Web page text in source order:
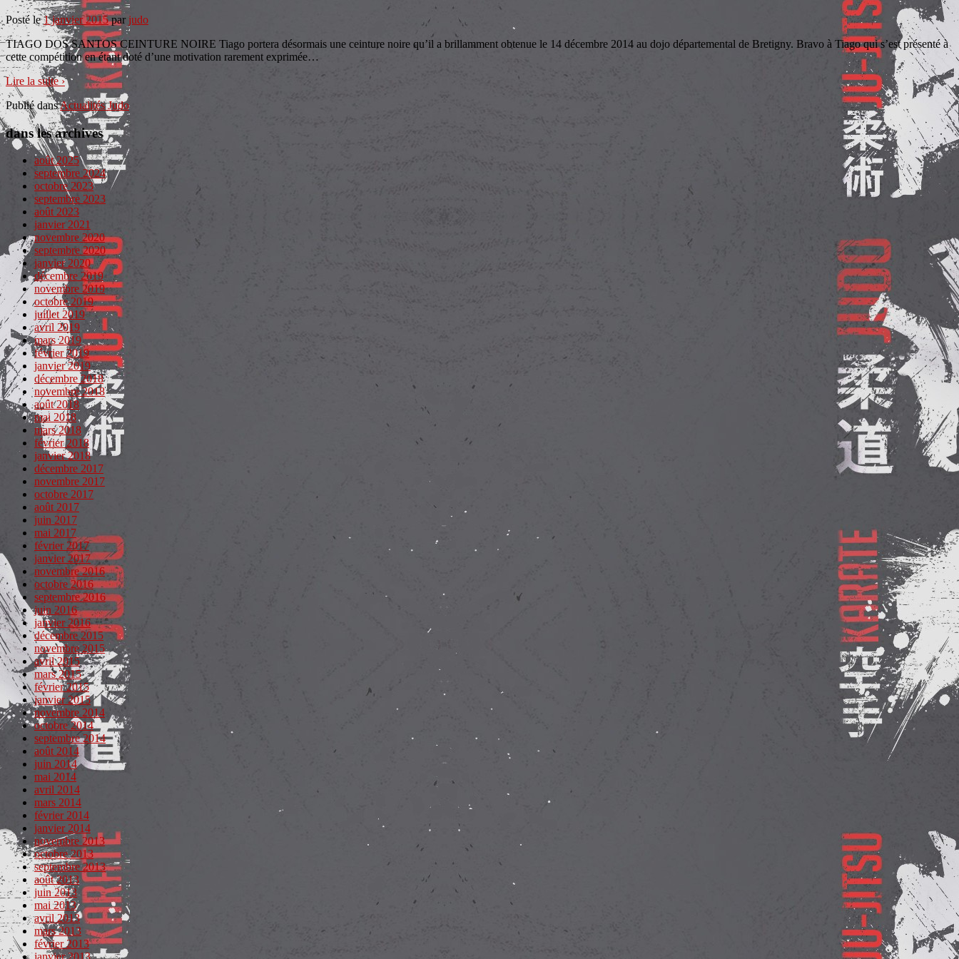
Posté le1 janvier 2015par judo
TIAGO DOS SANTOS CEINTURE NOIRE Tiago portera désormais une ceinture noire qu’il a brillamment obtenue le 14 décembre 2014 au dojo départemental de Bretigny. Bravo à Tiago qui s’est présenté à
cette compétition en étant doté d’une motivation rarement exprimée…
Lire la suite ›
Publié dansActualités Judo
dans les archives
août 2025
septembre 2024
octobre 2023
septembre 2023
août 2023
janvier 2021
novembre 2020
septembre 2020
janvier 2020
décembre 2019
novembre 2019
octobre 2019
juillet 2019
avril 2019
mars 2019
février 2019
janvier 2019
décembre 2018
novembre 2018
août 2018
mai 2018
mars 2018
février 2018
janvier 2018
décembre 2017
novembre 2017
octobre 2017
août 2017
juin 2017
mai 2017
février 2017
janvier 2017
novembre 2016
octobre 2016
septembre 2016
juin 2016
janvier 2016
décembre 2015
novembre 2015
avril 2015
mars 2015
février 2015
janvier 2015
novembre 2014
octobre 2014
septembre 2014
août 2014
juin 2014
mai 2014
avril 2014
mars 2014
février 2014
janvier 2014
novembre 2013
octobre 2013
septembre 2013
août 2013
juin 2013
mai 2013
avril 2013
mars 2013
février 2013